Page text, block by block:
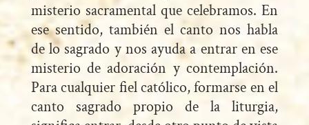
misterio sacramental que celebramos. En
ese sentido, también el canto nos habla
de lo sagrado y nos ayuda a entrar en ese
misterio de adoración y contemplación.
Para cualquier fiel católico, formarse en el
canto sagrado propio de la liturgia,